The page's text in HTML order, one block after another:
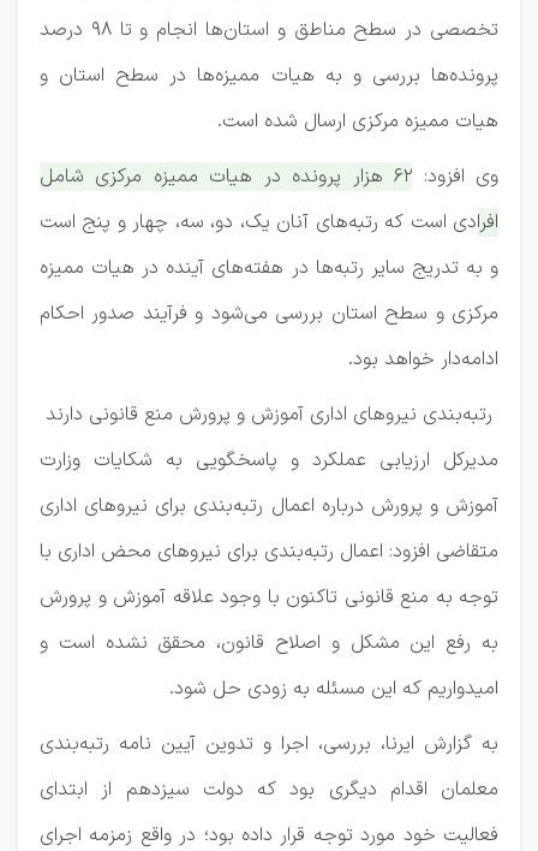
تخصصی در سطح مناطق و استان‌ها انجام و تا ۹۸ درصد
پرونده‌ها بررسی و به هیات ممیزه‌ها در سطح استان و
هیات ممیزه مرکزی ارسال شده است.
وی افزود:
۶۲ هزار پرونده در هیات ممیزه مرکزی شامل
افرادی است که رتبه‌های آنان یک، دو، سه، چهار و پنج است
و به تدریج سایر رتبه‌ها در هفته‌های آینده در هیات ممیزه
مرکزی و سطح استان بررسی می‌شود و فرآیند صدور احکام
ادامه‌دار خواهد بود.
رتبه‌بندی نیروهای اداری آموزش و پرورش منع قانونی دارند
مدیرکل ارزیابی عملکرد و پاسخگویی به شکایات وزارت
آموزش و پرورش درباره اعمال رتبه‌بندی برای نیروهای اداری
متقاضی افزود: اعمال رتبه‌بندی برای نیروهای محض اداری با
توجه به منع قانونی تاکنون با وجود علاقه آموزش و پرورش
به رفع این مشکل و اصلاح قانون، محقق نشده است و
امیدواریم که این مسئله به زودی حل شود.
به گزارش ایرنا، بررسی، اجرا و تدوین آیین نامه رتبه‌بندی
معلمان اقدام دیگری بود که دولت سیزدهم از ابتدای
فعالیت خود مورد توجه قرار داده بود؛ در واقع زمزمه اجرای